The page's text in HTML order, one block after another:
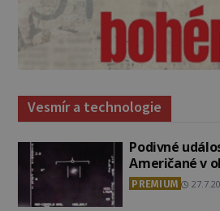
Vesmír a technologie
Podivné
Američané v
PREMIUM